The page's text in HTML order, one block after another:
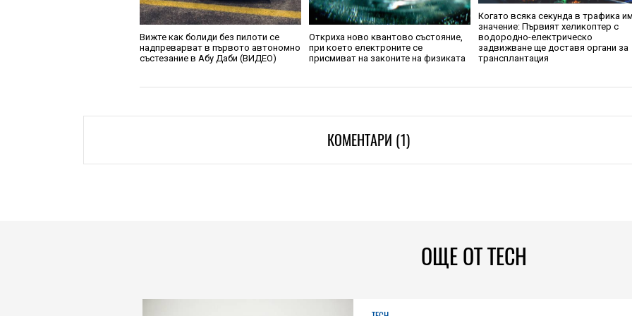
Вижте как болиди без пилоти се
надпреварват в първото автономно
състезание в Абу Даби (ВИДЕО)
Откриха ново квантово състояние,
при което електроните се
присмиват на законите на физиката
Когато всяка секунда в трафика
значение: Първият хеликоптер с
водородно-електрическо
задвижване ще доставя органи за
трансплантация
КОМЕНТАРИ (1)
ОЩЕ ОТ TECH